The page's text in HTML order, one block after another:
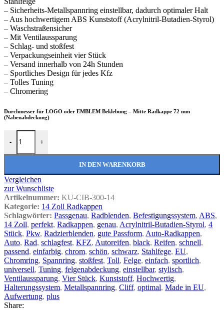
– Sicherheits-Metallspannring einstellbar, dadurch optimaler Halt
– Aus hochwertigem ABS Kunststoff (Acrylnitril-Butadien-Styrol)
– Waschstraßensicher
– Mit Ventilaussparung
– Schlag- und stoßfest
– Verpackungseinheit vier Stück
– Versand innerhalb von 24h Stunden
– Sportliches Design für jedes Kfz
– Tolles Tuning
– Chromering
Durchmesser für LOGO oder EMBLEM Beklebung – Mitte Radkappe 72 mm
(Nabenabdeckung)
-
Radkappen Cliff Plus black schwarz 14 Zoll Menge
+
IN DEN WARENKORB
Vergleichen
zur Wunschliste
Artikelnummer: KU-CIB-300-14
Kategorie: 14 Zoll Radkappen
Schlagwörter: Passgenau, Radblenden, Befestigungssystem, ABS,
14 Zoll, perfekt, Radkappen, genau, Acrylnitril-Butadien-Styrol, 4
Stück, Pkw, Radzierblenden, gute Passform, Auto-Radkappen,
Auto, Rad, schlagfest, KFZ, Autoreifen, black, Reifen, schnell,
passend, einfarbig, chrom, schön, schwarz, Stahlfege, EU,
Chromring, Spannring, stoßfest, Toll, Felge, einfach, sportlich,
universell, Tuning, felgenabdeckung, einstellbar, stylisch,
Ventilaussparung, Vier Stück, Kunststoff, Hochwertig,
Halterungssystem, Metallspannring, Cliff, optimal, Made in EU,
Aufwertung, plus
Share: